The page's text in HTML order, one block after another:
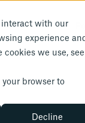
interact with our
experience
we use, see
browser to
Decline
Sobre nós